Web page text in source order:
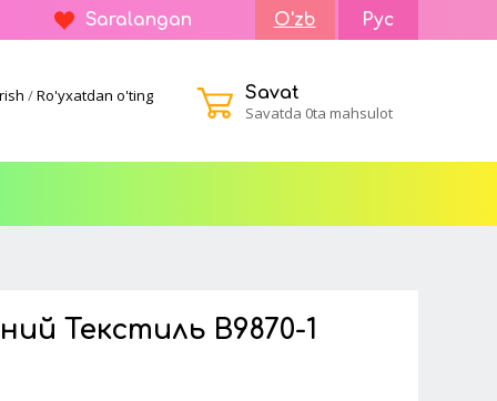
Saralangan O'zb Рус
/Ro'yxatdan o'ting
Savat
Savatda 0ta mahsulot
Текстиль B9870-1